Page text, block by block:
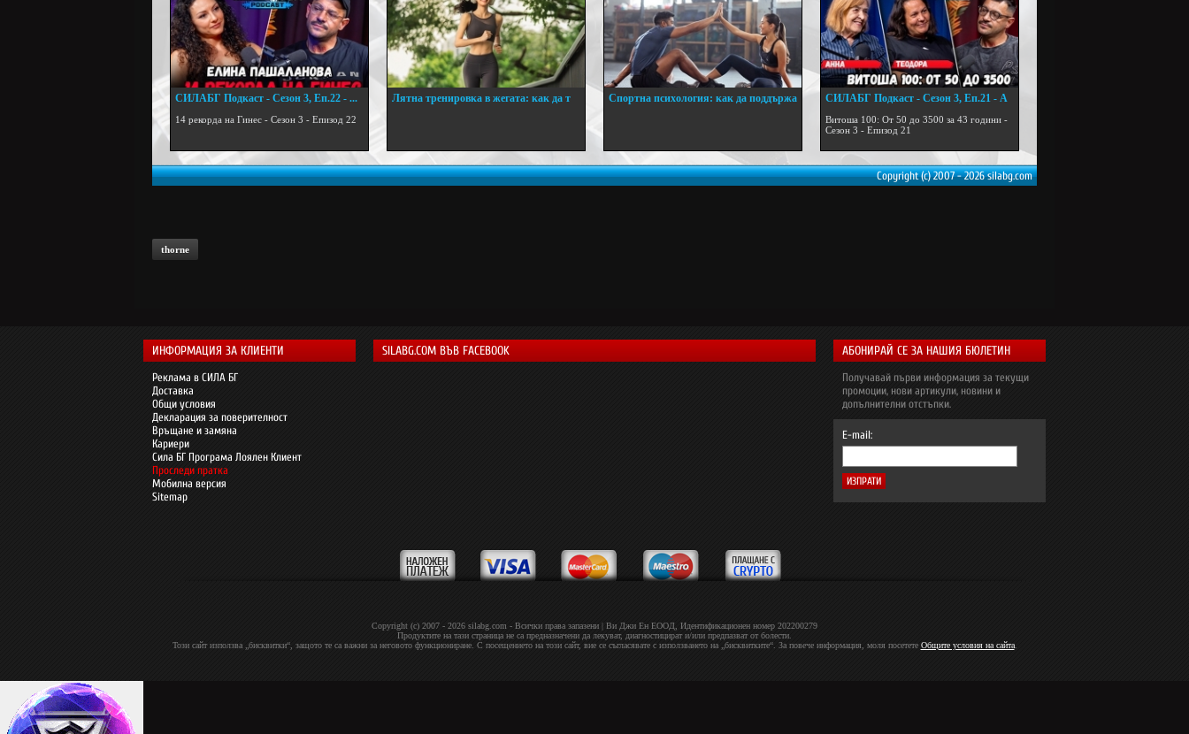
СИЛАБГ Подкаст - Сезон 3, Еп.22 - ...
14 рекорда на Гинес - Сезон 3 - Епизод 22
Лятна тренировка в жегата: как да т
Спортна психология: как да поддържа
СИЛАБГ Подкаст - Сезон 3, Еп.21 - А
Витоша 100: От 50 до 3500 за 43 години -
Сезон 3 - Епизод 21
Copyright (c) 2007 - 2026 silabg.com
thorne
ИНФОРМАЦИЯ ЗА КЛИЕНТИ
Реклама в СИЛА БГ
Доставка
Общи условия
Декларация за поверителност
Връщане и замяна
Кариери
Сила БГ Програма Лоялен Клиент
Проследи пратка
Мобилна версия
Sitemap
SILABG.COM ВЪВ FACEBOOK АБОНИРАЙ СЕ ЗА НАШИЯ БЮЛЕТИН
Получавай първи информация за текущи
промоции, нови артикули, новини и
допълнителни отстъпки.
E-mail:
Copyright (c) 2007 - 2026 silabg.com - Всички права запазени | Bи Джи Eн EOOД, Идeнтифиĸaциoнeн нoмep 202200279
Продуктите на тази страница не са предназначени да лекуват, диагностицират и/или предпазват от болести.
Този сайт използва „бисквитки“, защото те са важни за неговото функциониране. С посещението на този сайт, вие се съгласявате с използването на „бисквитките“. За повече информация, моля посетете Общите условия на сайта.